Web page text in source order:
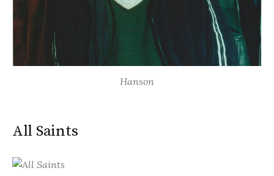
Hanson
All Saints